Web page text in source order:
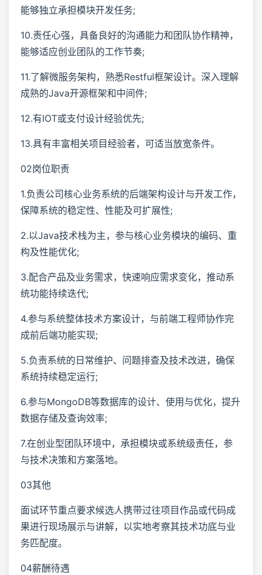
能够独立承担模块开发任务;
10.责任心强，具备良好的沟通能力和团队协作精神，
能够适应创业团队的工作节奏;
11.了解微服务架构，熟悉Restful框架设计。深入理解
成熟的Java开源框架和中间件;
12.有IOT或支付设计经验优先;
13.具有丰富相关项目经验者，可适当放宽条件。
02岗位职责
1.负责公司核心业务系统的后端架构设计与开发工作，
保障系统的稳定性、性能及可扩展性;
2.以Java技术栈为主，参与核心业务模块的编码、重
构及性能优化;
3.配合产品及业务需求，快速响应需求变化，推动系
统功能持续迭代;
4.参与系统整体技术方案设计，与前端工程师协作完
成前后端功能实现;
5.负责系统的日常维护、问题排查及技术改进，确保
系统持续稳定运行;
6.参与MongoDB等数据库的设计、使用与优化，提升
数据存储及查询效率;
7.在创业型团队环境中，承担模块或系统级责任，参
与技术决策和方案落地。
03其他
面试环节重点要求候选人携带过往项目作品或代码成
果进行现场展示与讲解，以实地考察其技术功底与业
务匹配度。
04薪酬待遇